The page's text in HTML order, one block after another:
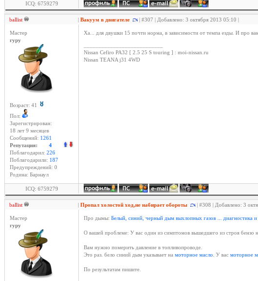
ICQ: 6759279
ballist | Вакуум в двигателе | #307 | Добавлено: 3 октября 2013 05:10 |
Мастер
гуру
Возраст: 41
Пол:
Зарегистрирован:
18 лет 9 месяцев
Сообщений: 1261
Репутация: 4
Поблагодарил: 226
Поблагодарили: 187
Предупреждений: 0
Родина: Барнаул
Ха... для двушки 15 почти норма, в зависимости от темпа езды. И про
Nissan Cefiro PA32 [ 2.5 25 S touring ] : moi-nissan.ru
Nissan TEANA j31 4WD
ICQ: 6759279
ballist | Пропал холостой ход,не набирает обороты | #308 | Добавлено: 3
Мастер
гуру
Про дымы: Белый, синий, черный дым выхлопных газов ... диагностика
О вашей проблеме: У вас один из симптомов вышедшего из строя бензо
Вам нужно померить давление в топливопроводе.
Это раз. бело синий дым указывает на моторное масло . У вас моторное
По результатам пишите.